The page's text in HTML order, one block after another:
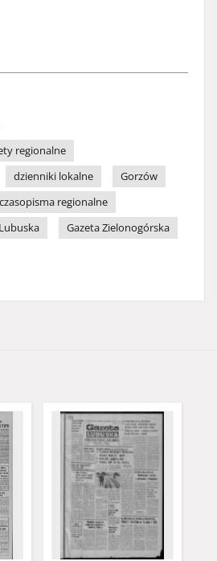
regionalne
dzienniki lokalne
Gorzów
czasopisma regionalne
Gazeta Zielonogórska